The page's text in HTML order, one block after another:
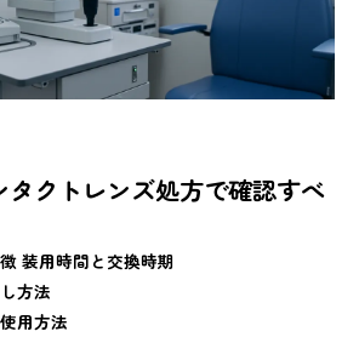
タクトレンズ処方で確認すべ
装用時間と交換時期
方法
用方法